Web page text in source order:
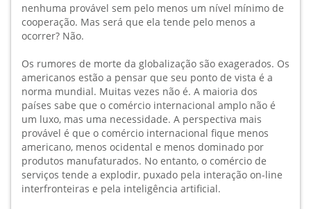
nenhuma provável sem pelo menos um nível mínimo de
cooperação. Mas será que ela tende pelo menos a
ocorrer? Não.
Os rumores de morte da globalização são exagerados. Os
americanos estão a pensar que seu ponto de vista é a
norma mundial. Muitas vezes não é. A maioria dos
países sabe que o comércio internacional amplo não é
um luxo, mas uma necessidade. A perspectiva mais
provável é que o comércio internacional fique menos
americano, menos ocidental e menos dominado por
produtos manufaturados. No entanto, o comércio de
serviços tende a explodir, puxado pela interação on-line
interfronteiras e pela inteligência artificial.